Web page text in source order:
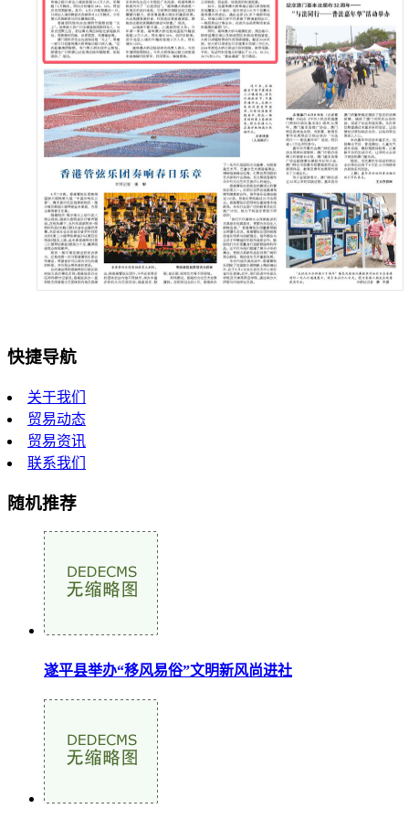
快捷导航
关于我们
贸易动态
贸易资讯
联系我们
随机推荐
遂平县举办“移风易俗”文明新风尚进社